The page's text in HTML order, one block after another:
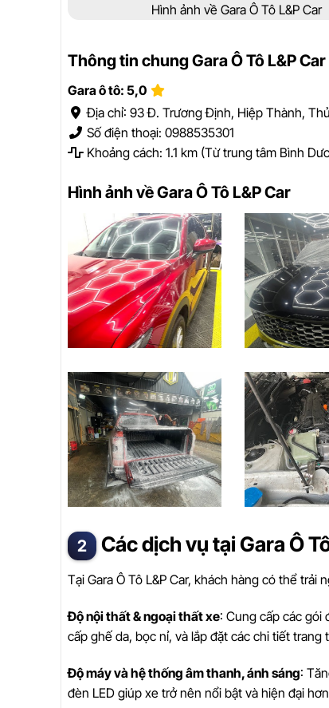
Hình ảnh về Gara Ô Tô L&P Car
Thông tin chung Gara Ô Tô L&P Car
Gara ô tô: 5,0
Địa chỉ: 93 Đ. Trương Định, Hiệp Thành,
Số điện thoại: 0988535301
Khoảng cách: 1.1 km (Từ trung tâm Bình
Hình ảnh về Gara Ô Tô L&P Car
Các dịch vụ tại Gara Ô
Tại Gara Ô Tô L&P Car, khách hàng có thể
Độ nội thất & ngoại thất xe: Cung cấp các gói
cấp ghế da, bọc nỉ, và lắp đặt các chi tiết trang
Độ máy và hệ thống âm thanh, ánh sáng:
đèn LED giúp xe trở nên nổi bật và hiện đại